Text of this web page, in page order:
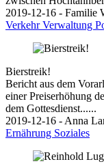
2019-12-16 - Familie
VerkehrVerwaltung
Bierstreik!
Bericht aus dem
einer Preiserhöhung
dem Gottesdienst......
2019-12-16 - Anna
Ernährung Soziales